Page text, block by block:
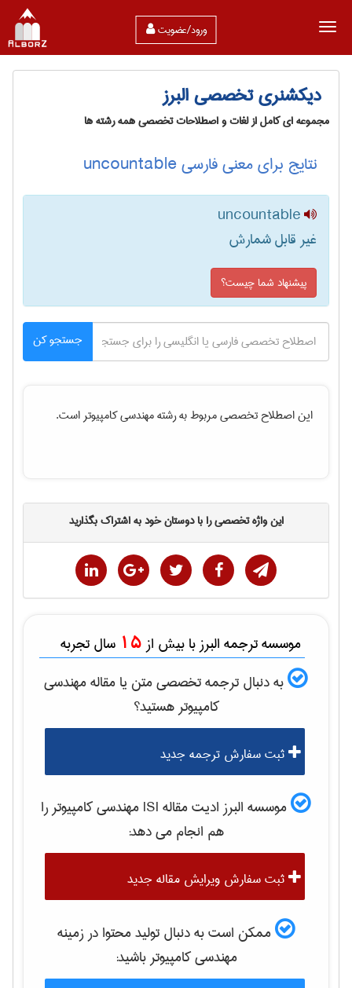
ورود/عضویت
دیکشنری تخصصی البرز
مجموعه ای کامل از لغات و اصطلاحات تخصصی همه رشته ها
نتایج برای معنی فارسی uncountable
uncountable
غیر قابل شمارش
پیشنهاد شما چیست؟
جستجو کن
این اصطلاح تخصصی مربوط به رشتهمهندسی كامپيوتراست.
این واژه تخصصی را با دوستان خود به اشتراک بگذارید
موسسه ترجمه البرز با بیش از 15 سال تجربه
به دنبال ترجمه تخصصی متن یا مقالهمهندسی
كامپيوترهستید؟
ثبت سفارش ترجمه جدید
موسسه البرز ادیت مقاله ISI مهندسی كامپيوتررا
هم انجام می دهد:
ثبت سفارش ویرایش مقاله جدید
ممکن است به دنبال تولید محتوا در زمینه
مهندسی كامپيوترباشید: